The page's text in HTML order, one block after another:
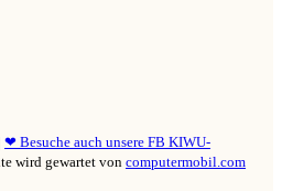
❤ Besuche auch unsere FB KIWU-
wird gewartet von computermobil.com